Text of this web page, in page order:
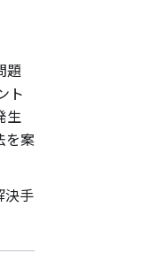
題
ト
生
を案
決手